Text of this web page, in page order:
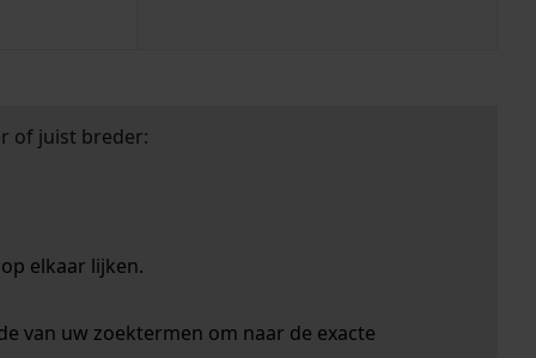
of juist breder:
elkaar lijken.
van uw zoektermen om naar de exacte